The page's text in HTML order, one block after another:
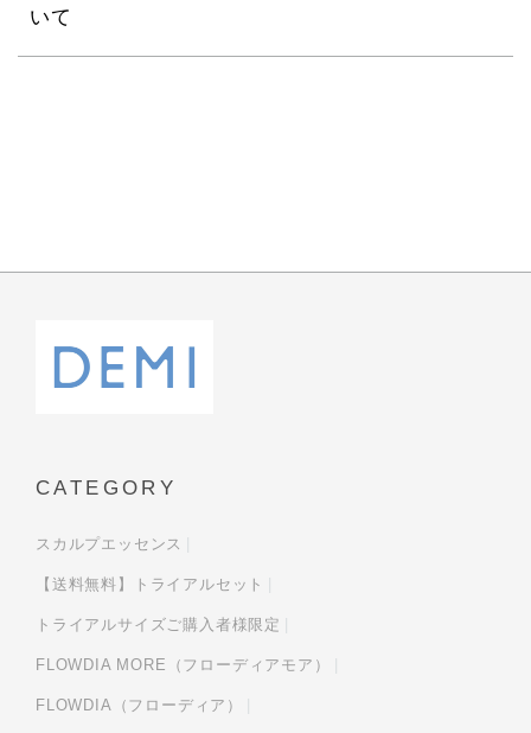
いて
CATEGORY
スカルプエッセンス
【送料無料】トライアルセット
トライアルサイズご購入者様限定
FLOWDIA MORE（フローディアモア）
FLOWDIA（フローディア）